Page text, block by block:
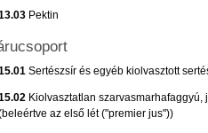
Pektin
Sertészsír és egyéb kiolvasztott
Kiolvasztatlan
az első lét ("premier jus"))